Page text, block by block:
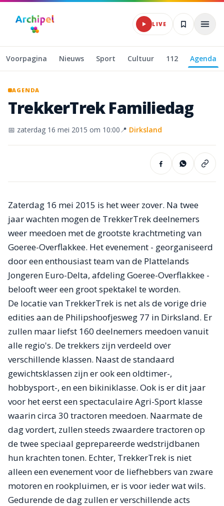
Naar hoofdinhoud
LIVE
Voorpagina Nieuws Sport Cultuur 112 Agenda
AGENDA
TrekkerTrek Familiedag
📅 zaterdag 16 mei 2015 om 10:00📍 Dirksland
Zaterdag 16 mei 2015 is het weer zover. Na twee
jaar wachten mogen de TrekkerTrek deelnemers
weer meedoen met de grootste krachtmeting van
Goeree-Overflakkee. Het evenement - georganiseerd
door een enthousiast team van de Plattelands
Jongeren Euro-Delta, afdeling Goeree-Overflakkee -
belooft weer een groot spektakel te worden.
De locatie van TrekkerTrek is net als de vorige drie
edities aan de Philipshoofjesweg 77 in Dirksland. Er
zullen maar liefst 160 deelnemers meedoen vanuit
alle regio's. De trekkers zijn verdeeld over
verschillende klassen. Naast de standaard
gewichtsklassen zijn er ook een oldtimer-,
hobbysport-, en een bikiniklasse. Ook is er dit jaar
voor het eerst een spectaculaire Agri-Sport klasse
waarin circa 30 tractoren meedoen. Naarmate de
dag vordert, zullen steeds zwaardere tractoren op
de twee speciaal geprepareerde wedstrijdbanen
hun krachten tonen. Echter, TrekkerTrek is niet
alleen een evenement voor de liefhebbers van zware
motoren en rookpluimen, er is voor ieder wat wils.
Gedurende de dag zullen er verschillende acts